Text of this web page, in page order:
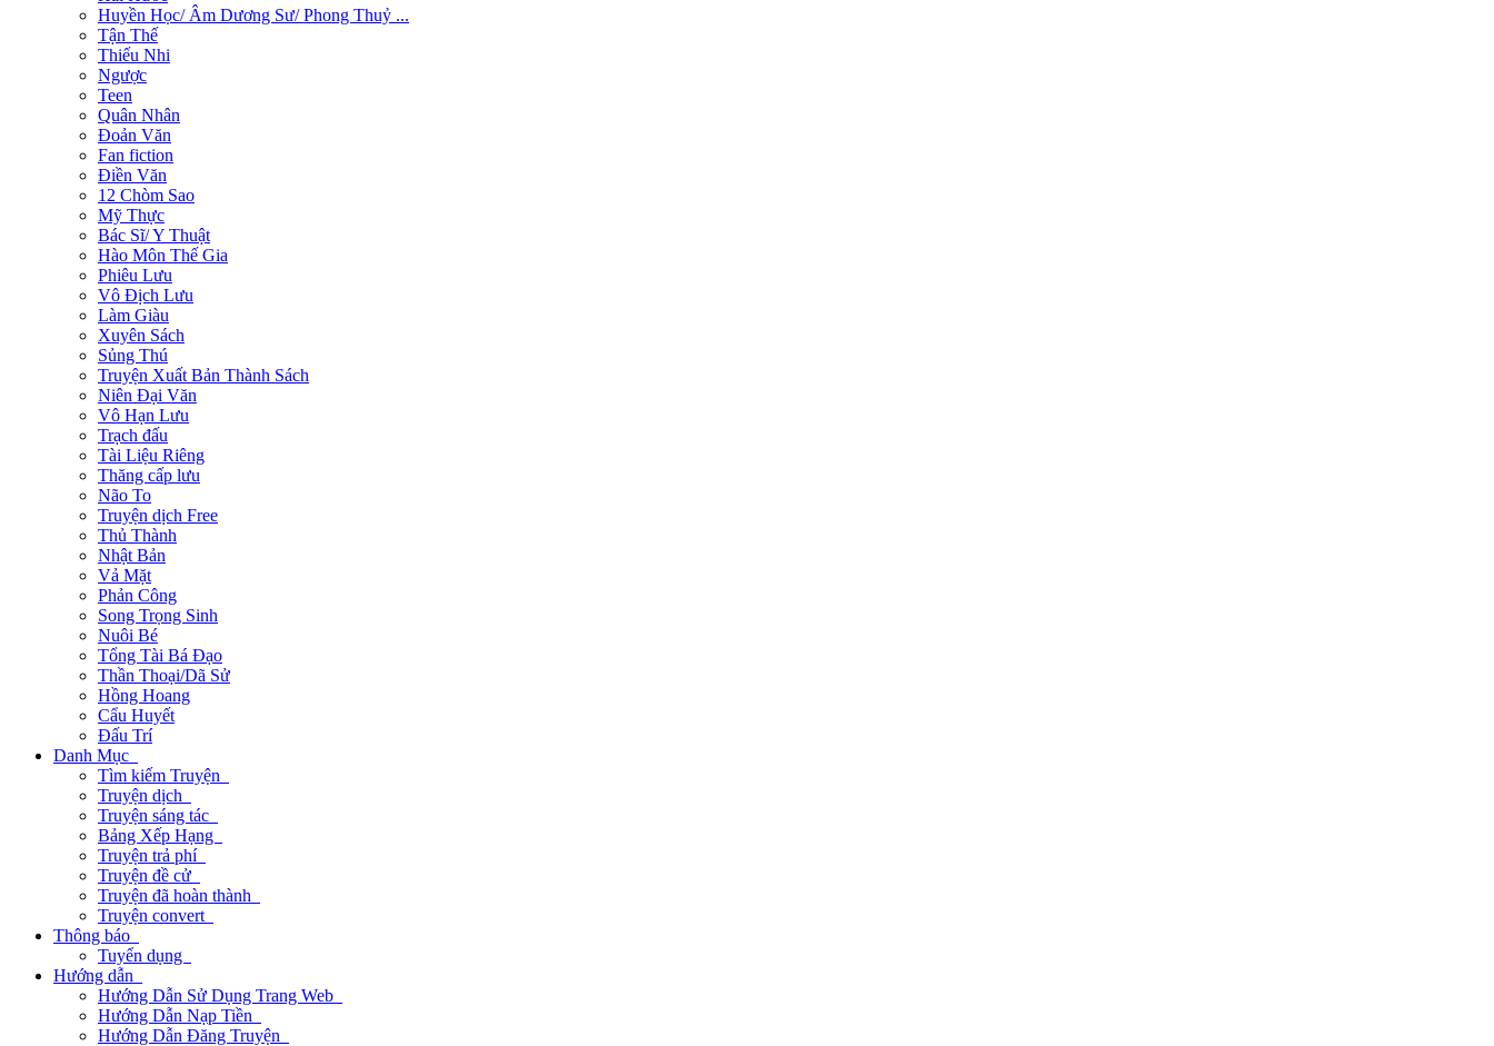
Huyền Học/ Âm Dương Sư/ Phong Thuỷ ...
Tận Thế
Thiếu Nhi
Ngược
Teen
Quân Nhân
Đoản Văn
Fan fiction
Điền Văn
12 Chòm Sao
Mỹ Thực
Bác Sĩ/ Y Thuật
Hào Môn Thế Gia
Phiêu Lưu
Vô Địch Lưu
Làm Giàu
Xuyên Sách
Sủng Thú
Truyện Xuất Bản Thành Sách
Niên Đại Văn
Vô Hạn Lưu
Trạch đấu
Tài Liệu Riêng
Thăng cấp lưu
Não To
Truyện dịch Free
Thủ Thành
Nhật Bản
Vả Mặt
Phản Công
Song Trọng Sinh
Nuôi Bé
Tổng Tài Bá Đạo
Thần Thoại/Dã Sử
Hồng Hoang
Cẩu Huyết
Đấu Trí
Danh Mục
Tìm kiếm Truyện
Truyện dịch
Truyện sáng tác
Bảng Xếp Hạng
Truyện trả phí
Truyện đề cử
Truyện đã hoàn thành
Truyện convert
Thông báo
Tuyển dụng
Hướng dẫn
Hướng Dẫn Sử Dụng Trang Web
Hướng Dẫn Nạp Tiền
Hướng Dẫn Đăng Truyện